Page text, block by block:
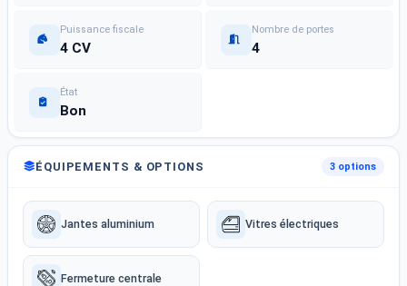
Puissance fiscale
4 CV
Nombre de portes
4
État
Bon
ÉQUIPEMENTS & OPTIONS 3 options
Jantes aluminium Vitres électriques
Fermeture centrale